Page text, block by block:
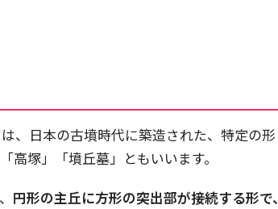
、日本の古墳時代に築造された、特定の形
高塚」「墳丘墓」ともいいます。
円形の主丘に方形の突出部が接続する形で、